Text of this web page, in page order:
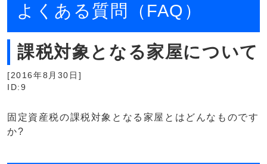
よくある質問（FAQ）
課税対象となる家屋について
[2016年8月30日]
ID:9
固定資産税の課税対象となる家屋とはどんなものです
か?